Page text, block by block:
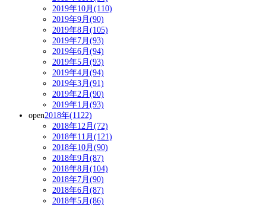
2019年10月(110)
2019年9月(90)
2019年8月(105)
2019年7月(93)
2019年6月(94)
2019年5月(93)
2019年4月(94)
2019年3月(91)
2019年2月(90)
2019年1月(93)
open2018年(1122)
2018年12月(72)
2018年11月(121)
2018年10月(90)
2018年9月(87)
2018年8月(104)
2018年7月(90)
2018年6月(87)
2018年5月(86)